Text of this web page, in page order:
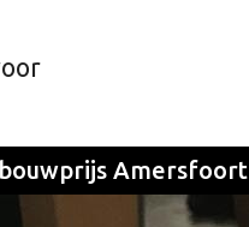
Amersfoort